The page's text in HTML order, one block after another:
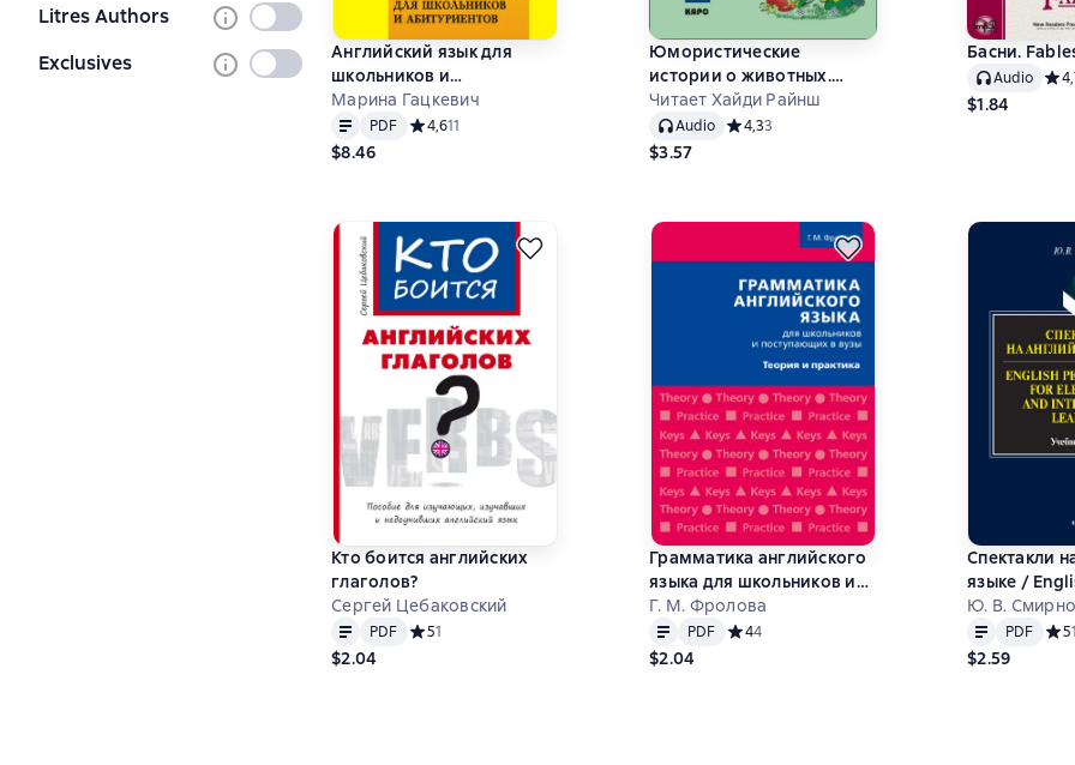
Litres Authors
Not
selected
Exclusives
Not
Английский язык для
школьников и
абитуриентов: Топики,
упражнения, диалоги
(+MP3)
Марина Гацкевич
Text PDF
PDF Средний рейтинг 4,6 на основе 11 оценок
4,611
$8.46
Юмористические
истории о животных.
Сборник рассказов на
английском языке.
Адаптированный
Читает Хайди Райнш
Audio Средний рейтинг 4,3 на основе 3 оценок
4,33
$3.57
Басни.
Audio
$1.84
Кто боится английских
глаголов?
Сергей Цебаковский
Text PDF
PDF Средний рейтинг 5 на основе 1 оценок
51
$2.04
Грамматика английского
языка для школьников и
поступающих в вузы
Г. М. Фролова
Text PDF
PDF Средний рейтинг 4 на основе 4 оценок
44
$2.04
Спектакли
языке /
Elementary
Intermediate
Ю. В.
Text PDF
PDF 51
$2.59